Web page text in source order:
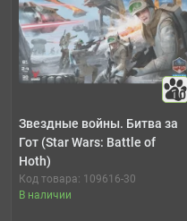
10
Звездные войны. Битва за
Гот (Star Wars: Battle of
Hoth)
Код товара: 109616-30
В наличии